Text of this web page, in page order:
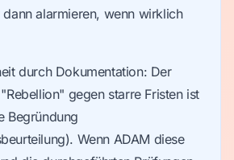
dann alarmieren, wenn wirklich
durch Dokumentation: Der
gegen starre Fristen ist
Begründung
Wenn ADAM diese